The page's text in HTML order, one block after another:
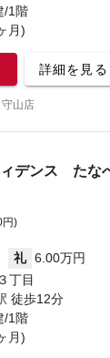
/1階
月)
詳細を見る
山店
デンス たな
円)
礼 6.00万円
丁目
徒歩12分
/1階
月)